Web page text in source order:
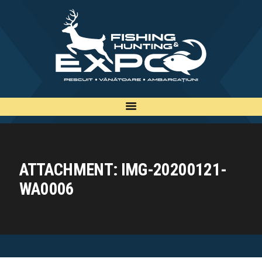
ATTACHMENT: IMG-20200121-
WA0006
INFO
EXPOZANTI
EDITII
CONTACT